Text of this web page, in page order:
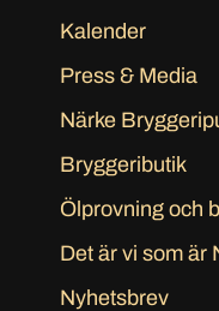
Kalender
Press & Media
Närke
Bryggeributik
Ölprovning och
Det är vi som är
Nyhetsbrev